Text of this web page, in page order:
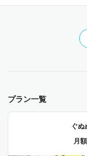
プラン一覧
ぐ
月額